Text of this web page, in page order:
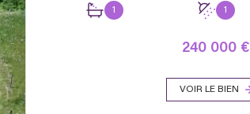
1 1
240 000 €
VOIR LE BIEN